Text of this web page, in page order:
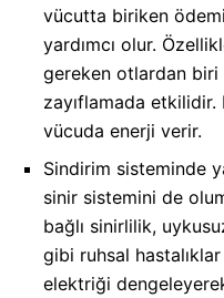
vücutta biriken
yardımcı olur.
gereken otlardan
zayıflamada
vücuda enerji verir.
Sindirim sisteminde
sinir sistemini de
bağlı sinirlilik,
gibi ruhsal
elektriği